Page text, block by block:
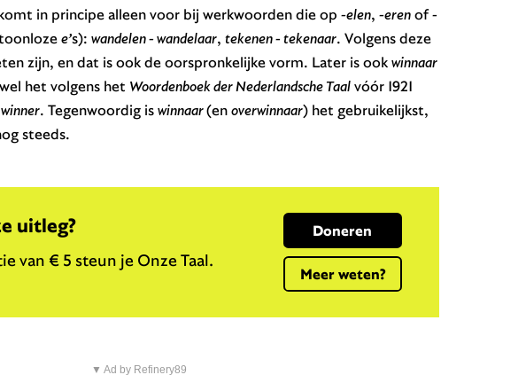
in principe alleen voor bij werkwoorden die op -elen, -erenof-
e’s): wandelen - wandelaar, tekenen - tekenaar. Volgens deze
zijn, en dat is ook de oorspronkelijke vorm. Later is ookwinnaar
het volgens het Woordenboek der Nederlandsche Taalvóór 1921
winner. Tegenwoordig iswinnaar(enoverwinnaar) het gebruikelijkst,
steeds.
uitleg?
van € 5 steun je Onze Taal.
Doneren
Meer weten?
▼ Ad by Refinery89